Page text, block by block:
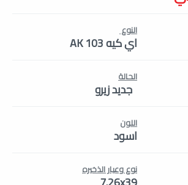
النوع
اي كيه AK 103
الحالة
جديد زيرو
اللون
اسود
نوع وعيار الذخيره